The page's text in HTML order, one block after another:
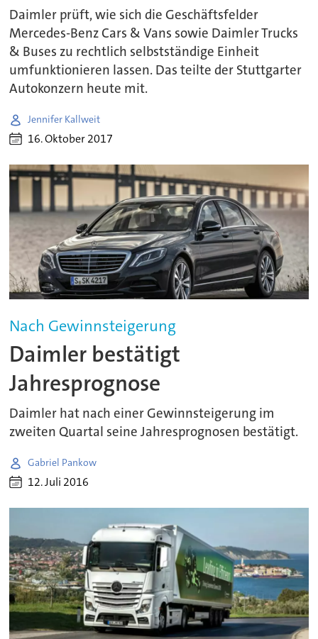
Daimler prüft, wie sich die Geschäftsfelder
Mercedes-Benz Cars & Vans sowie Daimler Trucks
& Buses zu rechtlich selbstständige Einheit
umfunktionieren lassen. Das teilte der Stuttgarter
Autokonzern heute mit.
Jennifer Kallweit
16. Oktober 2017
Nach Gewinnsteigerung
Daimler bestätigt
Jahresprognose
Daimler hat nach einer Gewinnsteigerung im
zweiten Quartal seine Jahresprognosen bestätigt.
Gabriel Pankow
12. Juli 2016